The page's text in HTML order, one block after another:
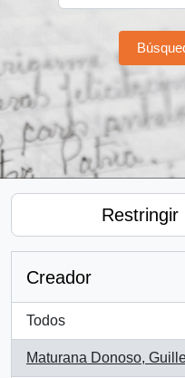
Restringir
Creador
Todos
Maturana Donoso,
, 3 resultados